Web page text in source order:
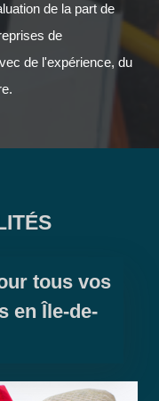
de la part de
de
de l'expérience, du
tous vos
en Île-de-